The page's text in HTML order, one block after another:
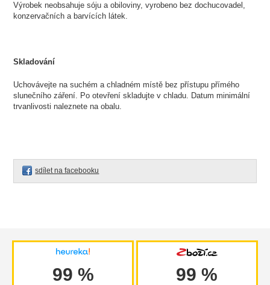
Výrobek neobsahuje sóju a obiloviny, vyrobeno bez dochucovadel,
konzervačních a barvících látek.
Skladování
Uchovávejte na suchém a chladném místě bez přístupu přímého
slunečního záření. Po otevření skladujte v chladu. Datum minimální
trvanlivosti naleznete na obalu.
sdílet na facebooku
99 % 99 %